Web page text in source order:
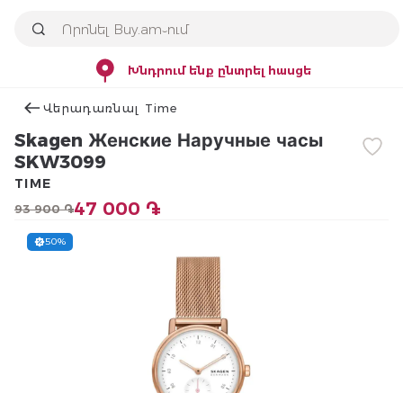
Խնդրում ենք ընտրել հասցե
Վերադառնալ Time
Skagen Женские Наручные часы
SKW3099
93 900 ֏47 000 ֏
TIME
50%